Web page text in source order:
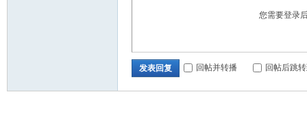
您需要登录
发表回复 回帖并转播 回帖后跳